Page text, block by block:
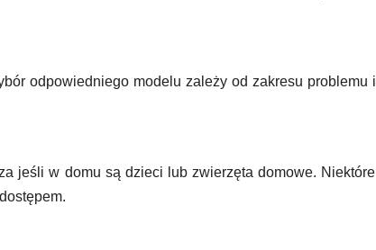
odpowiedniego modelu zależy od zakresu problemu i
jeśli w domu są dzieci lub zwierzęta domowe. Niektóre